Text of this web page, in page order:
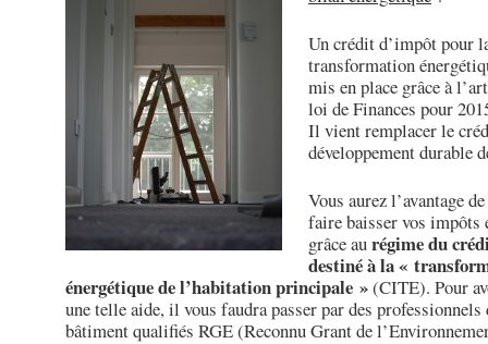
Un crédit d’impôt pour
transformation
mis en place grâce à
loi de Finances pour
Il vient remplacer le
développement durable
Vous aurez l’avantage
faire baisser vos impôts
grâce aurégime du
destiné à la «
énergétique de l’habitation principale »(CITE). Pour
une telle aide, il vous faudra passer par des professionnels
bâtiment qualifiés RGE (Reconnu Grant de